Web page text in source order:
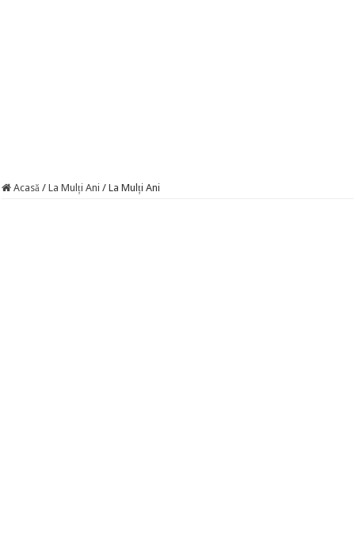
Acasă / La Mulți Ani / La Mulți Ani